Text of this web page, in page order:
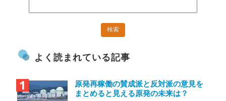
よく読まれている記事
原発再稼働の賛成派と反対派の意見を
まとめると見える原発の未来は？